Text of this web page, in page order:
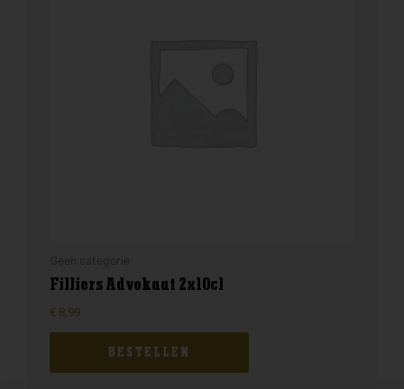
Filliers Advokaat 2x10cl
€ 8,99
BESTELLEN